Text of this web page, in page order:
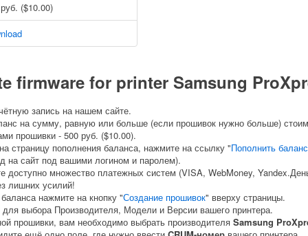
($10.00)
firmware for printer Samsung
запись на нашем сайте.
на сумму, равную или больше (если прошивок нужно больше)
прошивки - 500 руб. ($10.00).
страницу пополнения баланса, нажмите на ссылку "Пополнить баланс
на сайт под вашими логином и паролем).
доступно множество платежных систем (VISA, WebMoney,
лишних усилий!
нажмите на кнопку "Создание прошивок" вверху страницы.
выбора Производителя, Модели и Версии вашего принтера.
прошивки, вам необходимо выбрать производителя Samsung